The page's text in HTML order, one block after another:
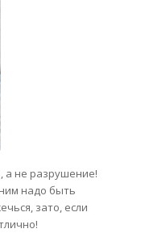
а не разрушение!
надо быть
зато, если